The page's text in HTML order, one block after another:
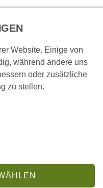
Website. Einige von
während andere uns
oder zusätzliche
zu stellen.